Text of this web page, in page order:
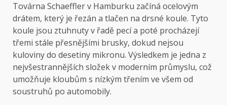
Továrna Schaeffler v Hamburku začíná ocelovým
drátem, který je řezán a tlačen na drsné koule. Tyto
koule jsou ztuhnuty v řadě pecí a poté procházejí
třemi stále přesnějšími brusky, dokud nejsou
kuloviny do desetiny mikronu. Výsledkem je jedna z
nejvšestrannějších složek v moderním průmyslu, což
umožňuje kloubům s nízkým třením ve všem od
soustruhů po automobily.